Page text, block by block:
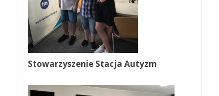
Stowarzyszenie Stacja Autyzm